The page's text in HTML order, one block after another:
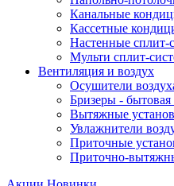
Канальные
Кассетные
Настенные сплит-
Мульти сплит-
Вентиляция и воздух
Осушители
Бризеры -
Вытяжные
Увлажнители
Приточные
Приточно-